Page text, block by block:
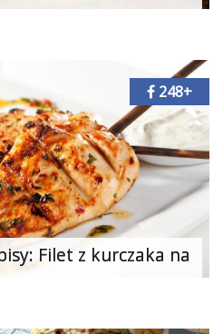
Filet z kurczaka na
248+